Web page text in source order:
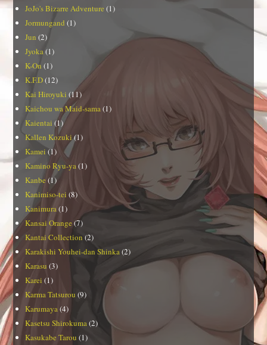
JoJo's Bizarre Adventure (1)
Jormungand (1)
Jun (2)
Jyoka(1)
K-On (1)
K.F.D(12)
Kai Hiroyuki (11)
Kaichou wa Maid-sama(1)
Kaientai (1)
Kallen Kozuki(1)
Kamei (1)
Kamino Ryu-ya(1)
Kanbe(1)
Kanimiso-tei (8)
Kanimura(1)
Kansai Orange (7)
Kantai Collection (2)
Karakishi Youhei-dan Shinka(2)
Karasu (3)
Karei (1)
Karma Tatsurou (9)
Karumaya(4)
Kasetsu Shirokuma(2)
Kasukabe Tarou (1)